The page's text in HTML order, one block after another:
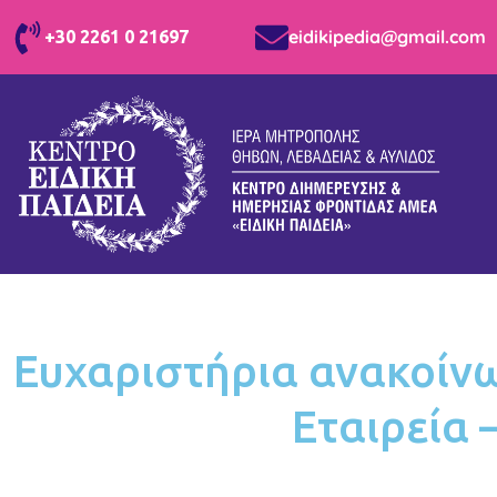
+30 2261 0 21697 eidikipedia@gmail.com
Ευχαριστήρια